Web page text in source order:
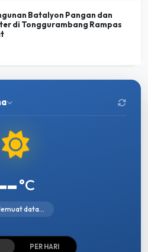
Batalyon Pangan dan
di Tonggurambang Rampas
°C
data...
PER HARI